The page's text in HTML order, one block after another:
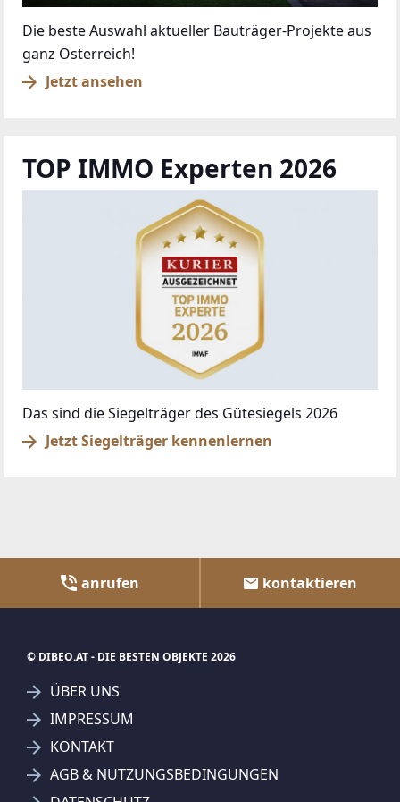
Die beste Auswahl aktueller Bauträger-Projekte aus
ganz Österreich!
Jetzt ansehen
TOP IMMO Experten 2026
Das sind die Siegelträger des Gütesiegels 2026
Jetzt Siegelträger kennenlernen
anrufen kontaktieren
© DIBEO.AT - DIE BESTEN OBJEKTE 2026
ÜBER UNS
IMPRESSUM
KONTAKT
AGB & NUTZUNGSBEDINGUNGEN